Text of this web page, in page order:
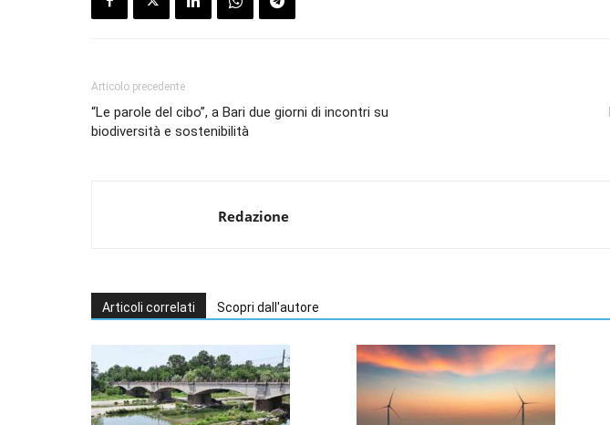
Articolo precedente
“Le parole del cibo”, a Bari due giorni di incontri su
biodiversità e sostenibilità
Redazione
Articoli correlati Scopri dall'autore